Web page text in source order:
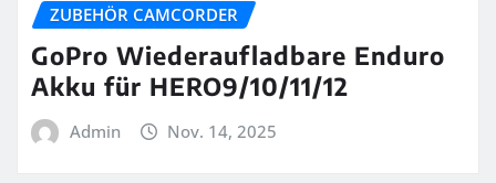
ZUBEHÖR CAMCORDER
GoPro Wiederaufladbare Enduro
Akku für HERO9/10/11/12
Admin Nov. 14, 2025